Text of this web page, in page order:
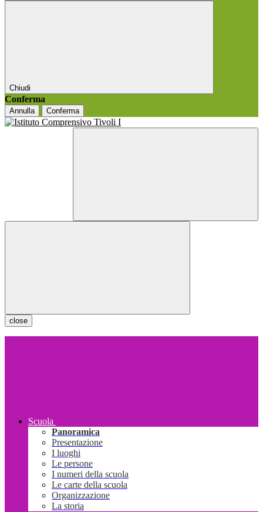
Chiudi
Conferma
Annulla Conferma
close
Scuola
Panoramica
Presentazione
I luoghi
Le persone
I numeri della scuola
Le carte della scuola
Organizzazione
La storia